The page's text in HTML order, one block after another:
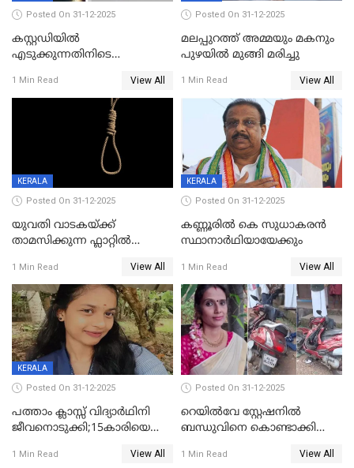
Posted On 31-12-2025
കസ്റ്റഡിയിൽ
എടുക്കുന്നതിനിടെ
വധശ്രമക്കേസ് പ്രതി പിടിയിൽ
1 Min Read View All
Posted On 31-12-2025
മലപ്പുറത്ത് അമ്മയും മകനും
പുഴയിൽ മുങ്ങി മരിച്ചു
1 Min Read View All
KERALA
Posted On 31-12-2025
യുവതി വാടകയ്ക്ക്
താമസിക്കുന്ന ഫ്ലാറ്റില്‍
സംഭവം കൈതപ്പൊയിലില്‍
1 Min Read View All
KERALA
Posted On 31-12-2025
കണ്ണൂരിൽ കെ സുധാകരൻ
സ്ഥാനാർഥിയായേക്കും
1 Min Read View All
KERALA
Posted On 31-12-2025
പത്താം ക്ലാസ്സ് വിദ്യാര്‍ഥിനി
ജീവനൊടുക്കി;15കാരിയെ
കിടപ്പുമുറിയില്‍ തൂങ്ങി മരിച്ച
1 Min Read View All
Posted On 31-12-2025
റെയിൽവേ സ്റ്റേഷനിൽ
ബന്ധുവിനെ കൊണ്ടാക്കി
ലോറി സ്കൂട്ടറിൽ ഇടിച്ചു :
1 Min Read View All